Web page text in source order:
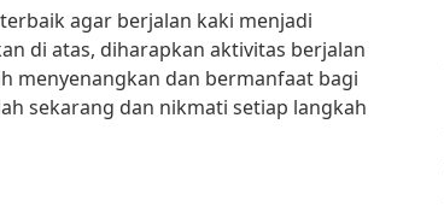
agar berjalan kaki menjadi
di atas, diharapkan aktivitas berjalan
menyenangkan dan bermanfaat bagi
sekarang dan nikmati setiap langkah